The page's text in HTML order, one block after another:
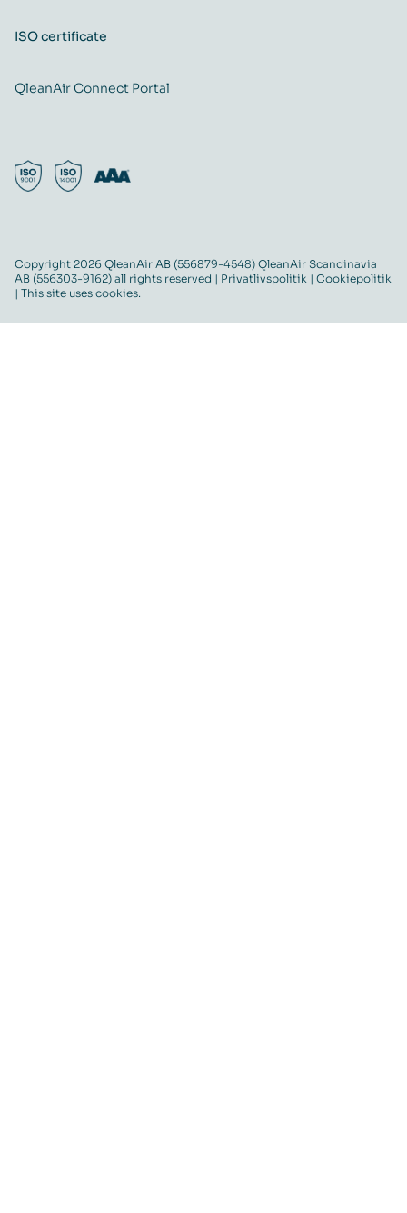
ISO certificate
QleanAir Connect Portal
Copyright 2026 QleanAir AB (556879-4548) QleanAir Scandinavia
AB (556303-9162) all rights reserved | Privatlivspolitik | Cookiepolitik
| This site uses cookies.